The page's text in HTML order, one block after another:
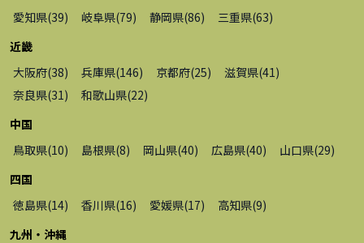
愛知県(39) 岐阜県(79) 静岡県(86) 三重県(63)
近畿
大阪府(38) 兵庫県(146) 京都府(25) 滋賀県(41 )
奈良県(31 ) 和歌山県(22)
中国
鳥取県(10) 島根県(8) 岡山県(40) 広島県(40) 山口県(29)
四国
徳島県(14) 香川県(16) 愛媛県(17) 高知県(9)
九州・沖縄